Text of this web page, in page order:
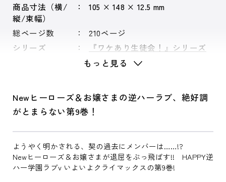
商品寸法（横/
縦/束幅）
105 × 148 × 12.5 mm
総ページ数
210ページ
シリーズ
『ワケあり生徒会！』シリーズ
もっと見る
Newヒーローズ＆お嬢さまの逆ハーラブ、絶好調
がとまらない第9巻！
ようやく明かされる、契の過去にメンバーは……!?
Newヒーローズ＆お嬢さまが退屈をぶっ飛ばす!! HAPPY逆
ハー学園ラブv いよいよクライマックスの第9巻!